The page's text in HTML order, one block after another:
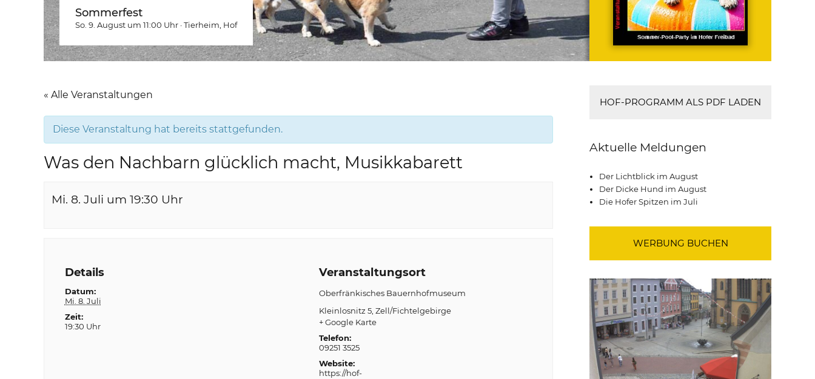
Sommerfest
So. 9. August um 11:00 Uhr ·Tierheim , Hof
« Alle Veranstaltungen
Diese Veranstaltung hat bereits stattgefunden.
Was den Nachbarn glücklich macht, Musikkabarett
Mi. 8. Juli um 19:30 Uhr
Details
Datum:
Mi. 8. Juli
Zeit:
19:30 Uhr
Veranstaltungsort
Oberfränkisches Bauernhofmuseum
Kleinlosnitz 5 Zell/Fichtelgebirge
+ Google Karte
Telefon:
09251 3525
Website:
https://hof-
HOF-PROGRAMM ALS PDF LADEN
Aktuelle Meldungen
Der Lichtblick im August
Der Dicke Hund im August
Die Hofer Spitzen im Juli
WERBUNG BUCHEN